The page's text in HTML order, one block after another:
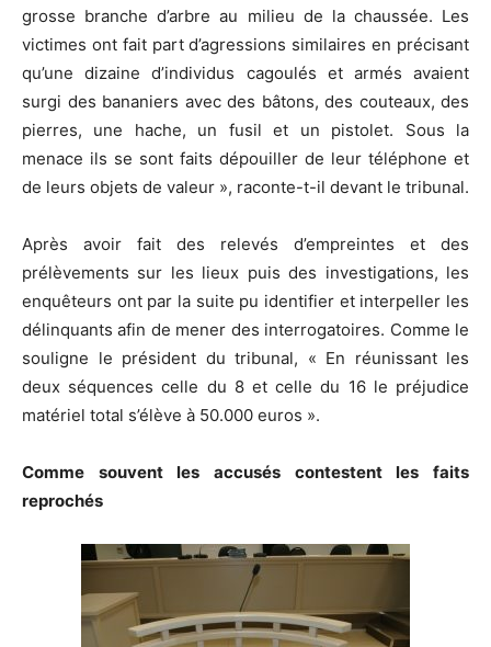
grosse branche d’arbre au milieu de la chaussée. Les
victimes ont fait part d’agressions similaires en précisant
qu’une dizaine d’individus cagoulés et armés avaient
surgi des bananiers avec des bâtons, des couteaux, des
pierres, une hache, un fusil et un pistolet. Sous la
menace ils se sont faits dépouiller de leur téléphone et
de leurs objets de valeur », raconte-t-il devant le tribunal.
Après avoir fait des relevés d’empreintes et des
prélèvements sur les lieux puis des investigations, les
enquêteurs ont par la suite pu identifier et interpeller les
délinquants afin de mener des interrogatoires. Comme le
souligne le président du tribunal, « En réunissant les
deux séquences celle du 8 et celle du 16 le préjudice
matériel total s’élève à 50.000 euros ».
Comme souvent les accusés contestent les faits
reprochés